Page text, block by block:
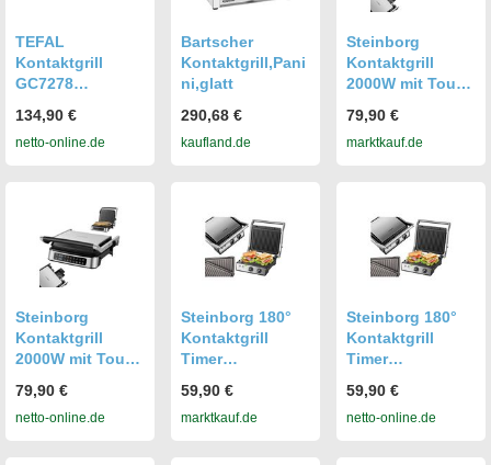
TEFAL
Kontaktgrill
GC7278
Upgrade XL
134,90 €
netto-online.de
Bartscher
Kontaktgrill,Pani
ni,glatt
290,68 €
kaufland.de
Steinborg
Kontaktgrill
2000W mit Touch
aufklappbar
79,90 €
marktkauf.de
Steinborg
Kontaktgrill
2000W mit Touch
aufklappbar
79,90 €
netto-online.de
Steinborg 180°
Kontaktgrill
Timer
Rutsch-Füße
2000W
59,90 €
marktkauf.de
Steinborg 180°
Kontaktgrill
Timer
Rutsch-Füße
2000W
59,90 €
netto-online.de